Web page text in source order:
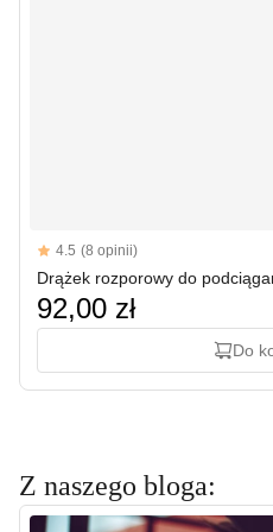
Reviews
4.5 out of 5 stars
4.5 (8 opinii)
Drążek rozporowy do
92,00 zł
Do
Z naszego bloga: